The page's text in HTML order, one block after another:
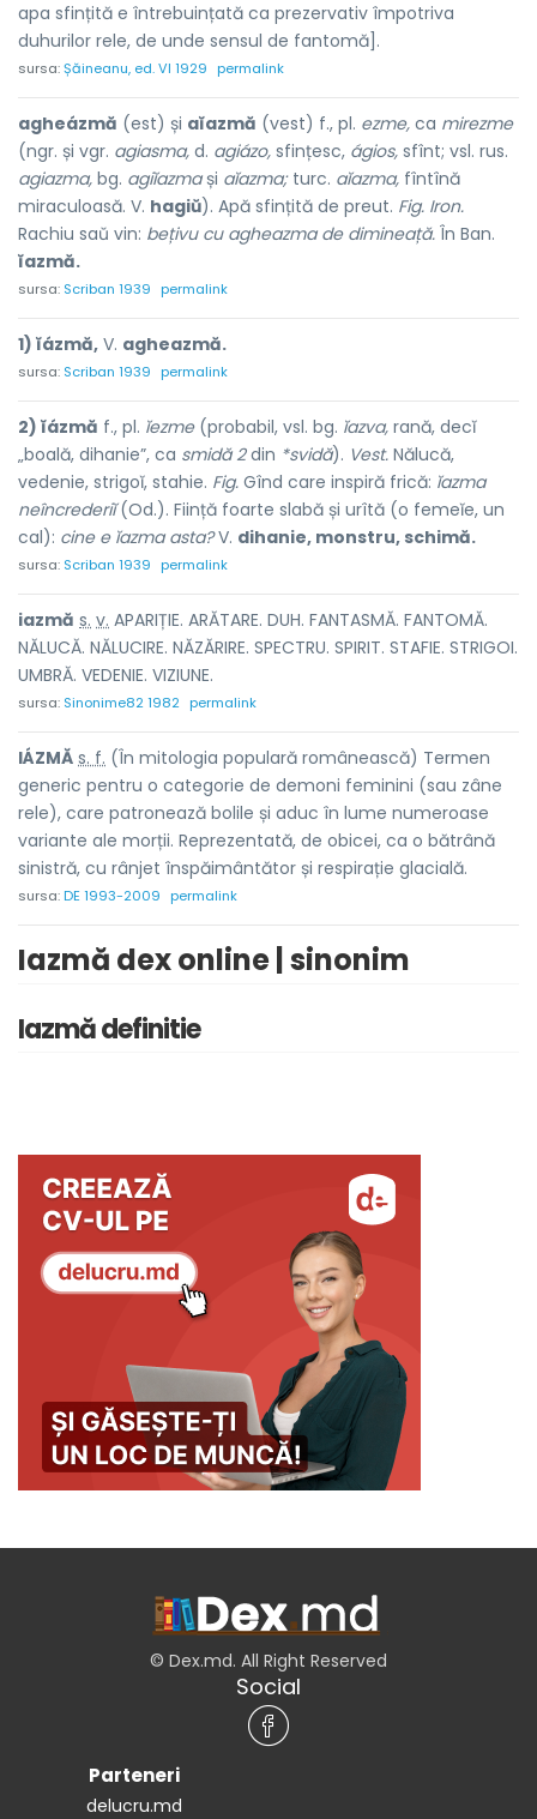
apa sfințită e întrebuințată ca prezervativ împotriva
duhurilor rele, de unde sensul de fantomă].
sursa:Șăineanu, ed. VI 1929 permalink
agheázmă (est) și aĭazmă (vest) f., pl. ezme, ca mirezme
(ngr. și vgr. agiasma, d. agiázo, sfințesc, ágios, sfînt; vsl. rus.
agiazma, bg. agiĭazmași aĭazma;turc. aĭazma, fîntînă
miraculoasă. V. hagiŭ). Apă sfințită de preut. Fig. Iron.
Rachiu saŭ vin: bețivu cu agheazma de dimineață. În Ban.
ĭazmă.
sursa: Scriban 1939 permalink
1) ĭázmă, V. agheazmă.
sursa: Scriban 1939 permalink
2) ĭázmă f., pl. ĭezme(probabil, vsl. bg. ĭazva, rană, decĭ
„boală, dihanie”, ca smidă 2din *svidă). Vest. Nălucă,
vedenie, strigoĭ, stahie. Fig. Gînd care inspiră frică: ĭazma
neîncrederiĭ(Od.). Ființă foarte slabă și urîtă (o femeĭe, un
cal): cine e ĭazma asta?V. dihanie, monstru, schimă.
sursa: Scriban 1939 permalink
iazmă s. v. APARIȚIE. ARĂTARE. DUH. FANTASMĂ. FANTOMĂ.
NĂLUCĂ. NĂLUCIRE. NĂZĂRIRE. SPECTRU. SPIRIT. STAFIE. STRIGOI.
UMBRĂ. VEDENIE. VIZIUNE.
sursa: Sinonime82 1982 permalink
IÁZMĂ s. f. (În mitologia populară românească) Termen
generic pentru o categorie de demoni feminini (sau zâne
rele), care patronează bolile și aduc în lume numeroase
variante ale morții. Reprezentată, de obicei, ca o bătrână
sinistră, cu rânjet înspăimântător și respirație glacială.
sursa:DE 1993-2009 permalink
Iazmă dex online | sinonim
Iazmă definitie
© Dex.md. All Right Reserved
Social
Parteneri
delucru.md